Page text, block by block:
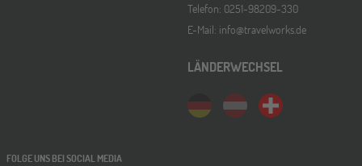
Telefon: 0251-98209-330
E-Mail: info@travelworks.de
LÄNDERWECHSEL
FOLGE UNS BEI SOCIAL MEDIA